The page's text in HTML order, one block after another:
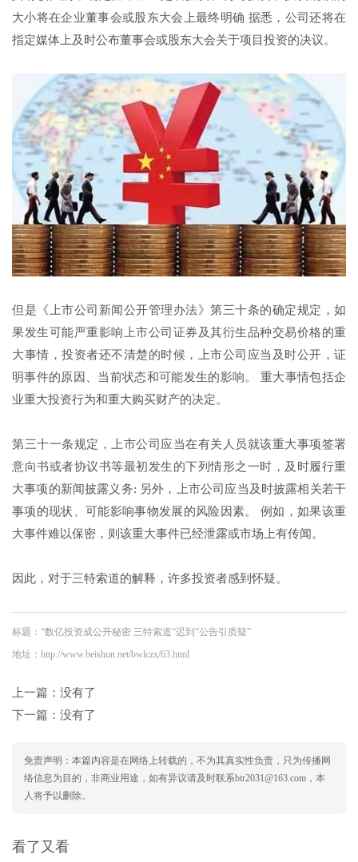
大小将在企业董事会或股东大会上最终明确 据悉，公司还将在
指定媒体上及时公布董事会或股东大会关于项目投资的决议。
但是《上市公司新闻公开管理办法》第三十条的确定规定，如
果发生可能严重影响上市公司证券及其衍生品种交易价格的重
大事情，投资者还不清楚的时候，上市公司应当及时公开，证
明事件的原因、当前状态和可能发生的影响。 重大事情包括企
业重大投资行为和重大购买财产的决定。
第三十一条规定，上市公司应当在有关人员就该重大事项签署
意向书或者协议书等最初发生的下列情形之一时，及时履行重
大事项的新闻披露义务: 另外，上市公司应当及时披露相关若干
事项的现状、可能影响事物发展的风险因素。 例如，如果该重
大事件难以保密，则该重大事件已经泄露或市场上有传闻。
因此，对于三特索道的解释，许多投资者感到怀疑。
标题：“数亿投资成公开秘密 三特索道“迟到”公告引质疑”
地址：http://www.beishun.net/bwlczx/63.html
上一篇：没有了
下一篇：没有了
免责声明：本篇内容是在网络上转载的，不为其真实性负责，只为传播网
络信息为目的，非商业用途，如有异议请及时联系btr2031@163.com，本
人将予以删除。
看了又看